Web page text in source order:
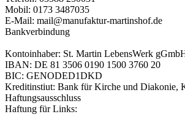
Mobil: 0173 3487035
E-Mail: mail@manufaktur-martinshof.de
Bankverbindung
Kontoinhaber: St. Martin LebensWerk
IBAN: DE 81 3506 0190 1500 3760 20
BIC: GENODED1DKD
Kreditinstiut: Bank für Kirche und Diakonie,
Haftungsausschluss
Haftung für Links: